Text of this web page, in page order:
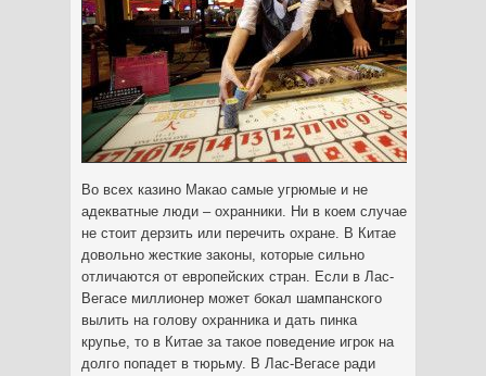
Во всех казино Макао самые угрюмые и не
адекватные люди – охранники. Ни в коем случае
не стоит дерзить или перечить охране. В Китае
довольно жесткие законы, которые сильно
отличаются от европейских стран. Если в Лас-
Вегасе миллионер может бокал шампанского
вылить на голову охранника и дать пинка
крупье, то в Китае за такое поведение игрок на
долго попадет в тюрьму. В Лас-Вегасе ради